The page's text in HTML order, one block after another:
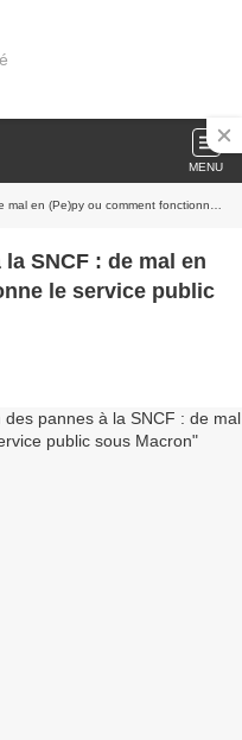
MENU
comment fonctionne le service public sous Macron
SNCF : de mal en
le service public